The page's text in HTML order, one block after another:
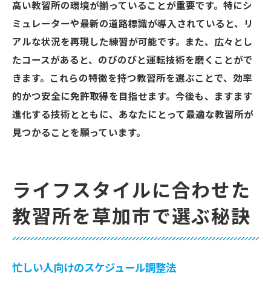
高い教習所の環境が揃っていることが重要です。特にシ
ミュレーターや最新の道路標識が導入されていると、リ
アルな状況を再現した練習が可能です。また、広々とし
たコースがあると、のびのびと運転技術を磨くことがで
きます。これらの特徴を持つ教習所を選ぶことで、効率
的かつ安全に免許取得を目指せます。今後も、ますます
進化する技術とともに、あなたにとって最適な教習所が
見つかることを願っています。
ライフスタイルに合わせた
教習所を草加市で選ぶ秘訣
忙しい人向けのスケジュール調整法